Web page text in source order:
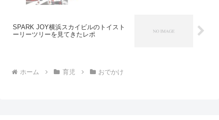
SPARK JOY横浜スカイビルのトイスト
ーリーツリーを見てきたレポ
ホーム 育児 おでかけ